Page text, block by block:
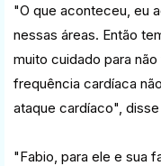
"O que aconteceu, eu
nessas áreas. Então
muito cuidado para
frequência cardíaca
ataque cardíaco", disse
"Fabio, para ele e sua